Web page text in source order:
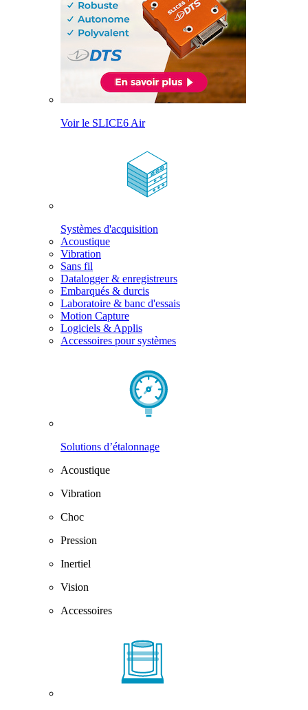
Voir le SLICE6 Air
Systèmes d'acquisition
Acoustique
Vibration
Sans fil
Datalogger & enregistreurs
Embarqués & durcis
Laboratoire & banc d'essais
Motion Capture
Logiciels & Applis
Accessoires pour systèmes
Solutions d’étalonnage
Acoustique
Vibration
Choc
Pression
Inertiel
Vision
Accessoires